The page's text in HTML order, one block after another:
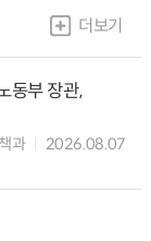
더보기
동부 장관,
과
2026.08.07